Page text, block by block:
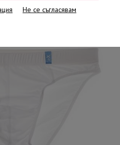
Не се съгласявам